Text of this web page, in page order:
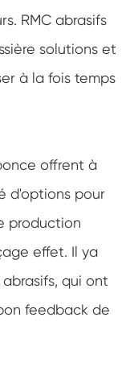
RMC abrasifs
solutions et
à la fois temps
offrent à
d'options pour
production
effet. Il ya
abrasifs, qui ont
feedback de